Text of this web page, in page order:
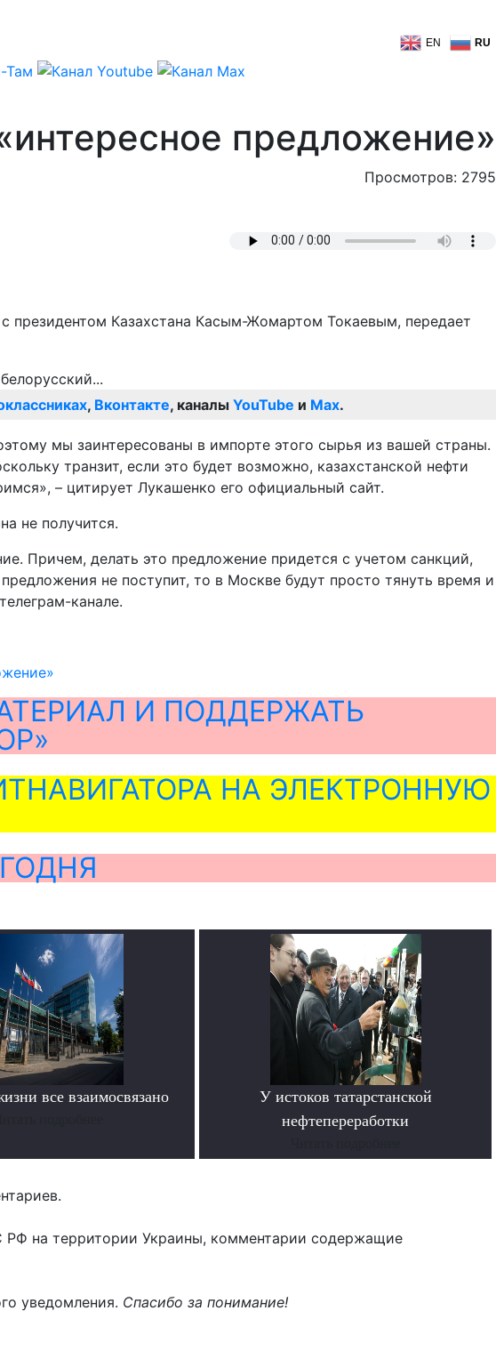
EN RU
предложение»
Просмотров: 2795
президентом Казахстана Касым-Жомартом Токаевым, передает
, Вконтакте, каналы YouTube и Max.
мы заинтересованы в импорте этого сырья из вашей страны.
транзит, если это будет возможно, казахстанской нефти
– цитирует Лукашенко его официальный сайт.
не получится.
Причем, делать это предложение придется с учетом санкций,
не поступит, то в Москве будут просто тянуть время и
канале.
И ПОДДЕРЖАТЬ
НА ЭЛЕКТРОННУЮ
все взаимосвязано
У истоков татарстанской
нефтепереработки
на территории Украины, комментарии содержащие
уведомления. Спасибо за понимание!